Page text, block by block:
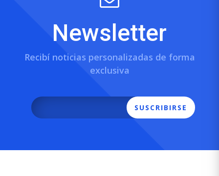
Newsletter
Recibí noticias personalizadas de forma
exclusiva
SUSCRIBIRSE